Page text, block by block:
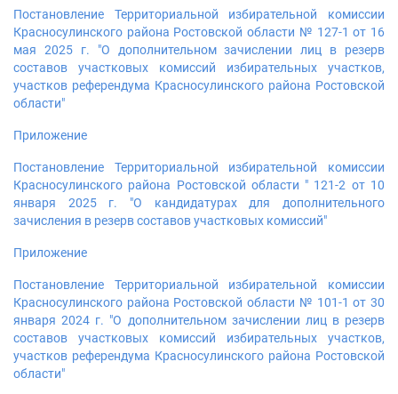
Постановление Территориальной избирательной комиссии
Красносулинского района Ростовской области № 127-1 от 16
мая 2025 г. "О дополнительном зачислении лиц в резерв
составов участковых комиссий избирательных участков,
участков референдума Красносулинского района Ростовской
области"
Приложение
Постановление Территориальной избирательной комиссии
Красносулинского района Ростовской области " 121-2 от 10
января 2025 г. "О кандидатурах для дополнительного
зачисления в резерв составов участковых комиссий"
Приложение
Постановление Территориальной избирательной комиссии
Красносулинского района Ростовской области № 101-1 от 30
января 2024 г. "О дополнительном зачислении лиц в резерв
составов участковых комиссий избирательных участков,
участков референдума Красносулинского района Ростовской
области"